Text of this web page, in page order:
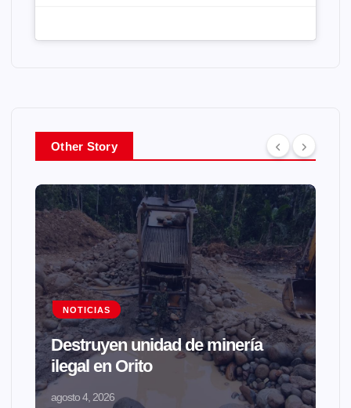
Other Story
NOTICIAS
Destruyen unidad de minería
ilegal en Orito
agosto 4, 2026